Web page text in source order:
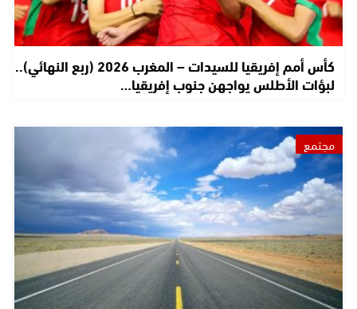
كأس أمم إفريقيا للسيدات – المغرب 2026 (ربع النهائي)..
لبؤات الأطلس يواجهن جنوب إفريقيا…
مجتمع